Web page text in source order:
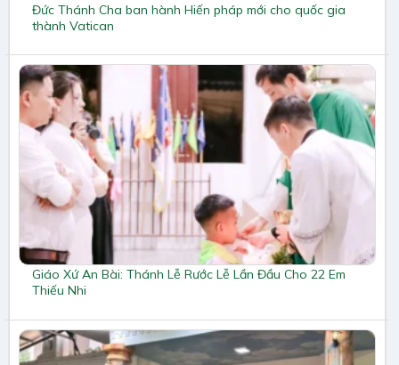
Đức Thánh Cha ban hành Hiến pháp mới cho quốc gia
thành Vatican
Giáo Xứ An Bài: Thánh Lễ Rước Lễ Lần Đầu Cho 22 Em
Thiếu Nhi